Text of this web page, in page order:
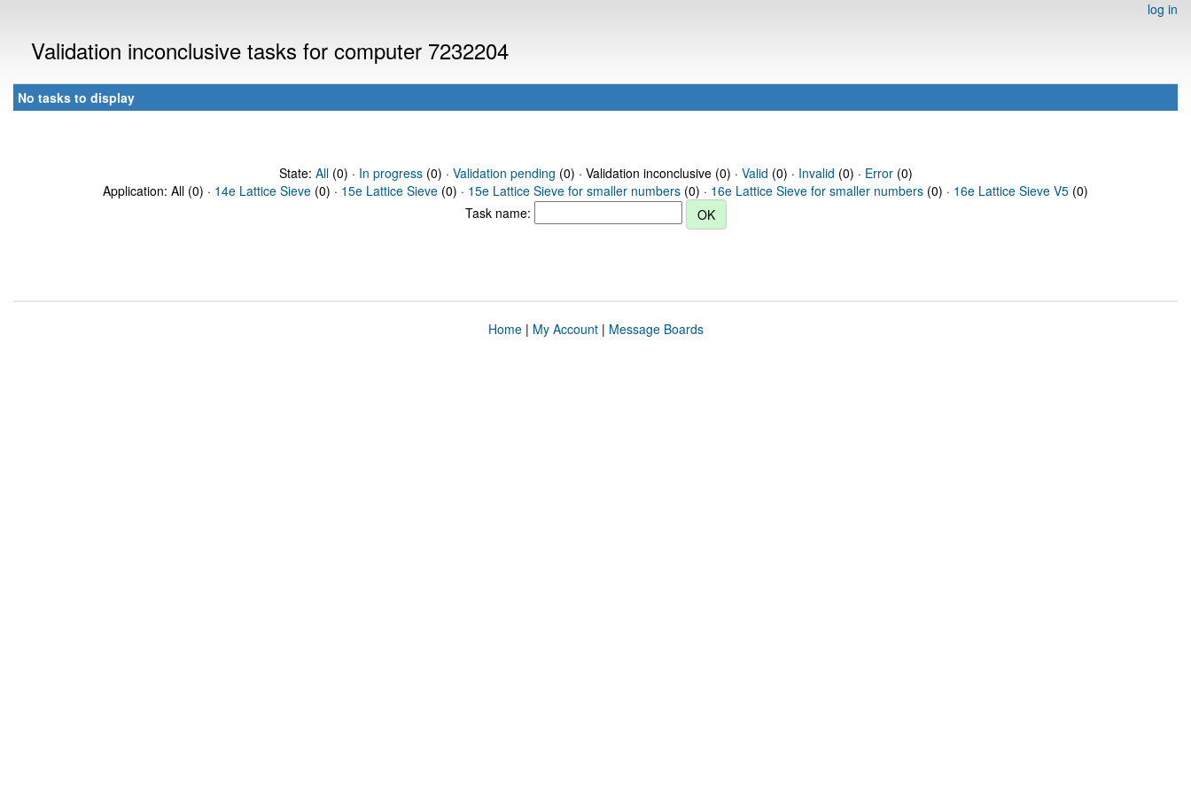
log in
Validation inconclusive tasks for computer 7232204
No tasks to display
State: All(0) · In progress(0) · Validation pending (0) · Validation inconclusive (0) · Valid (0) · Invalid (0) · Error(0)
Application: All (0) · 14e Lattice Sieve (0) · 15e Lattice Sieve (0) · 15e Lattice Sieve for smaller numbers (0) · 16e Lattice Sieve for smaller numbers (0) · 16e Lattice Sieve V5 (0)
Task name:
Home| My Account| Message Boards